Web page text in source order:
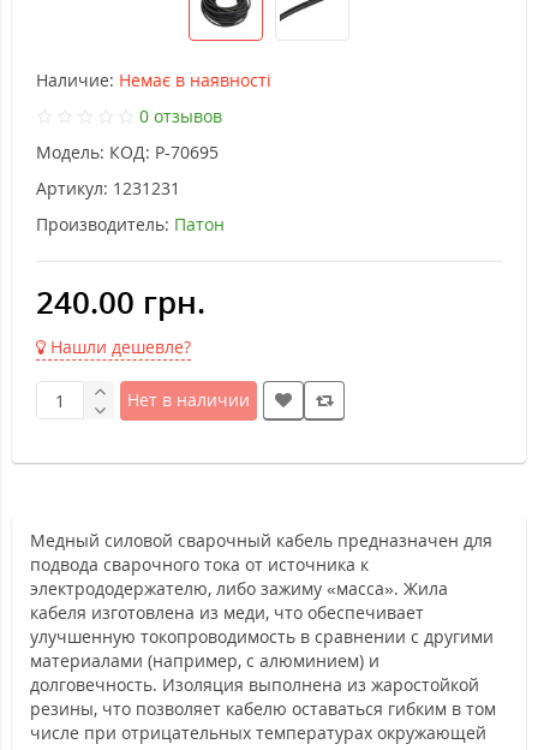
Наличие: Немає в наявності
0 отзывов
Модель: КОД: P-70695
Артикул: 1231231
Производитель: Патон
240.00 грн.
Нашли дешевле?
Нет в наличии
Медный силовой сварочный кабель предназначен для
подвода сварочного тока от источника к
электрододержателю, либо зажиму «масса». Жила
кабеля изготовлена из меди, что обеспечивает
улучшенную токопроводимость в сравнении с другими
материалами (например, с алюминием) и
долговечность. Изоляция выполнена из жаростойкой
резины, что позволяет кабелю оставаться гибким в том
числе при отрицательных температурах окружающей